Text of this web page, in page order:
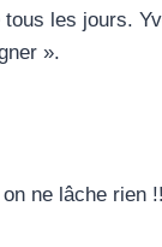
les jours.
».
ne lâche rien